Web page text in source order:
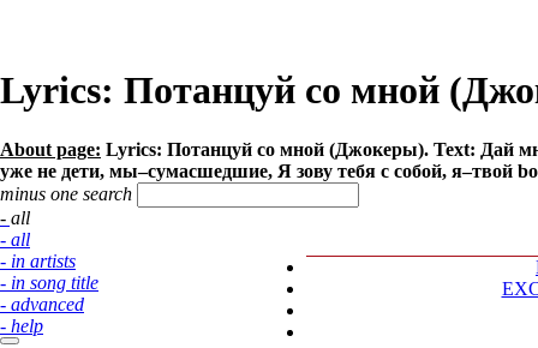
Lyrics: Потанцуй со мной
About page: Lyrics: Потанцуй со мной (Джокеры). Text: Дай
уже не дети, мы–сумасшедшие, Я зову тебя с собой, я–твой
minus one search
- all
- all
- in artists
- in song title
- advanced
- help